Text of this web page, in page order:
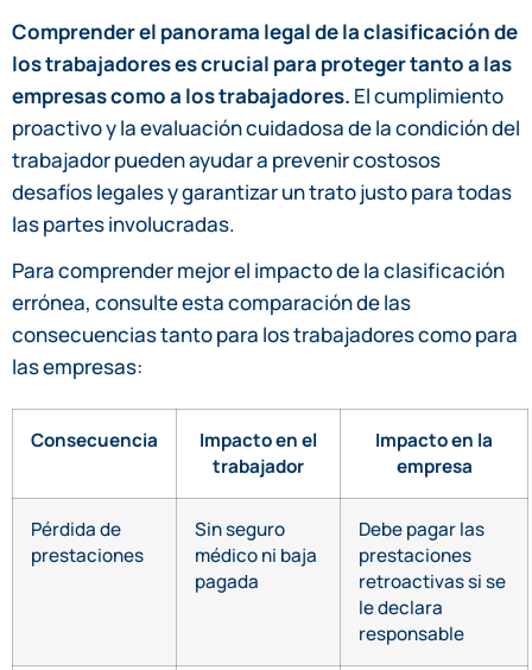
Comprender el panorama legal de la clasificación de
los trabajadores es crucial para proteger tanto a las
empresas como a los trabajadores. El cumplimiento
proactivo y la evaluación cuidadosa de la condición del
trabajador pueden ayudar a prevenir costosos
desafíos legales y garantizar un trato justo para todas
las partes involucradas.
Para comprender mejor el impacto de la clasificación
errónea, consulte esta comparación de las
consecuencias tanto para los trabajadores como para
las empresas:
Consecuencia
Impacto en el
trabajador
Impacto en la
empresa
Pérdida de
prestaciones
Sin seguro
médico ni baja
pagada
Debe pagar las
prestaciones
retroactivas si se
le declara
responsable